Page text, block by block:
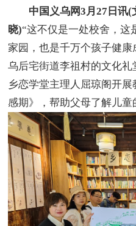
中国义乌网3月27日讯(
晓)“这不仅是一处校舍，这
家园，也是千万个孩子健
乌后宅街道李祖村的文化礼
乡恋学堂主理人屈琼阁开
感期》，帮助父母了解儿童